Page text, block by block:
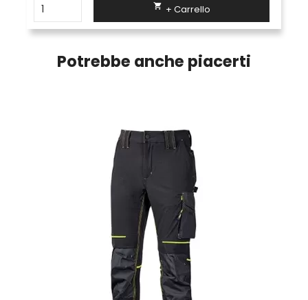
 + Carrello
Potrebbe anche piacerti